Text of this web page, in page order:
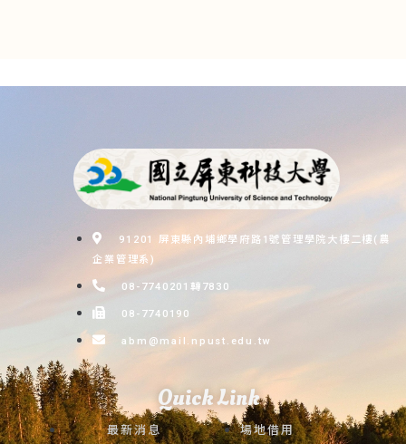
91201 屏東縣內埔鄉學府路1號管理學院大樓二樓(農
企業管理系)
08-7740201轉7830
08-7740190
abm@mail.npust.edu.tw
Quick Link
最新消息
場地借用